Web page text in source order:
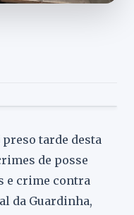
tarde desta
de posse
e crime contra
da Guardinha,